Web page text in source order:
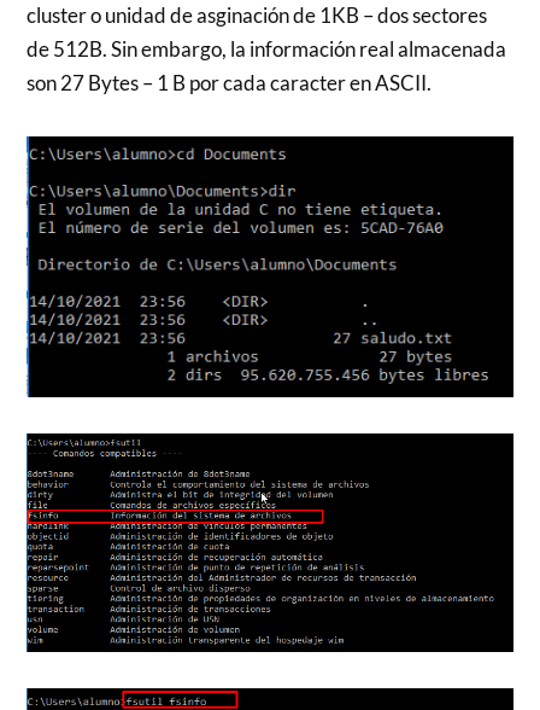
cluster o unidad de asginación de 1KB – dos sectores
de 512B. Sin embargo, la información real almacenada
son 27 Bytes – 1 B por cada caracter en ASCII.